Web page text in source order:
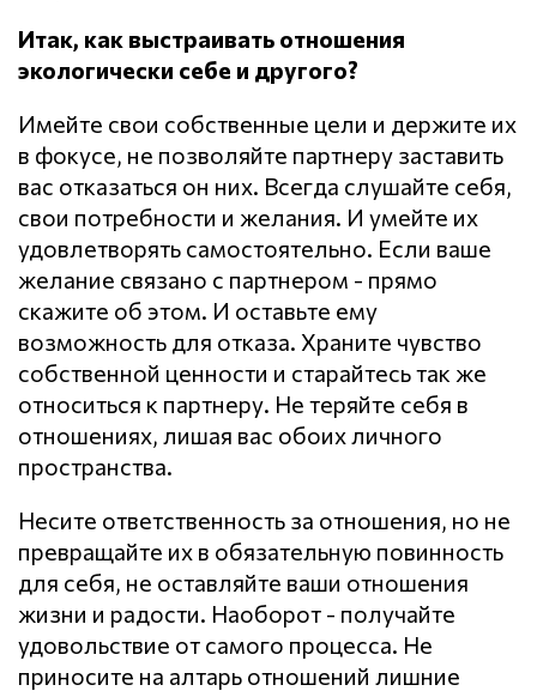
Итак, как выстраивать отношения
экологически себе и другого?
Имейте свои собственные цели и держите их
в фокусе, не позволяйте партнеру заставить
вас отказаться он них. Всегда слушайте себя,
свои потребности и желания. И умейте их
удовлетворять самостоятельно. Если ваше
желание связано с партнером - прямо
скажите об этом. И оставьте ему
возможность для отказа. Храните чувство
собственной ценности и старайтесь так же
относиться к партнеру. Не теряйте себя в
отношениях, лишая вас обоих личного
пространства.
Несите ответственность за отношения, но не
превращайте их в обязательную повинность
для себя, не оставляйте ваши отношения
жизни и радости. Наоборот - получайте
удовольствие от самого процесса. Не
приносите на алтарь отношений лишние